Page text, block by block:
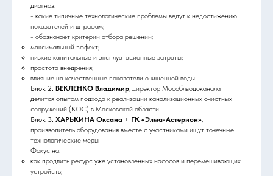
диагноз:
- какие типичные технологические проблемы ведут к недостижению
показателей и штрафам;
- обозначает критерии отбора решений:
максимальный эффект;
низкие капитальные и эксплуатационные затраты;
простота внедрения;
влияние на качественные показатели очищенной воды.
Блок 2. ВЕКЛЕНКО Владимир , директор Мособлводоканала
делится опытом подхода к реализации канализационных очистных
сооружений (КОС) в Московской области
Блок 3. ХАРЬКИНА Оксана + ГК «Элма-Астерион»
производитель оборудования вместе с участниками ищут точечные
технологические меры
Фокус на:
как продлить ресурс уже установленных насосов и перемешивающих
устройств;